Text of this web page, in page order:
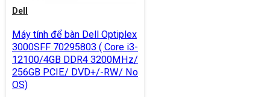
Dell
Máy tính để bàn Dell Optiplex
3000SFF 70295803 ( Core i3-
12100/4GB DDR4 3200MHz/
256GB PCIE/ DVD+/-RW/ No
OS)